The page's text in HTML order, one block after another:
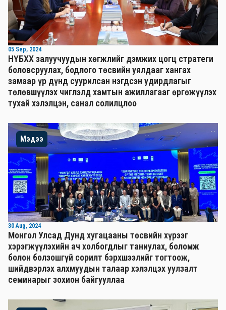
05 Sep, 2024
НҮБХХ залуучуудын хөгжлийг дэмжих цогц стратеги
боловсруулах, бодлого төсвийн уялдааг хангах
замаар үр дүнд суурилсан нэгдсэн удирдлагыг
төлөвшүүлэх чиглэлд хамтын ажиллагааг өргөжүүлэх
тухай хэлэлцэн, санал солилцлоо
Мэдээ
30 Aug, 2024
Монгол Улсад Дунд хугацааны төсвийн хүрээг
хэрэгжүүлэхийн ач холбогдлыг таниулах, боломж
болон болзошгүй сорилт бэрхшээлийг тогтоож,
шийдвэрлэх алхмуудын талаар хэлэлцэх уулзалт
семинарыг зохион байгууллаа